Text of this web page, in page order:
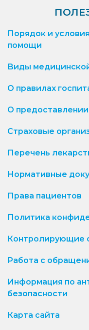
Порядок и
помощи
Виды
О правилах
О
Страховые
Перечень
Нормативные
Права пациентов
Политика
Контролирующие
Работа с
Информация по
безопасности
Карта сайта